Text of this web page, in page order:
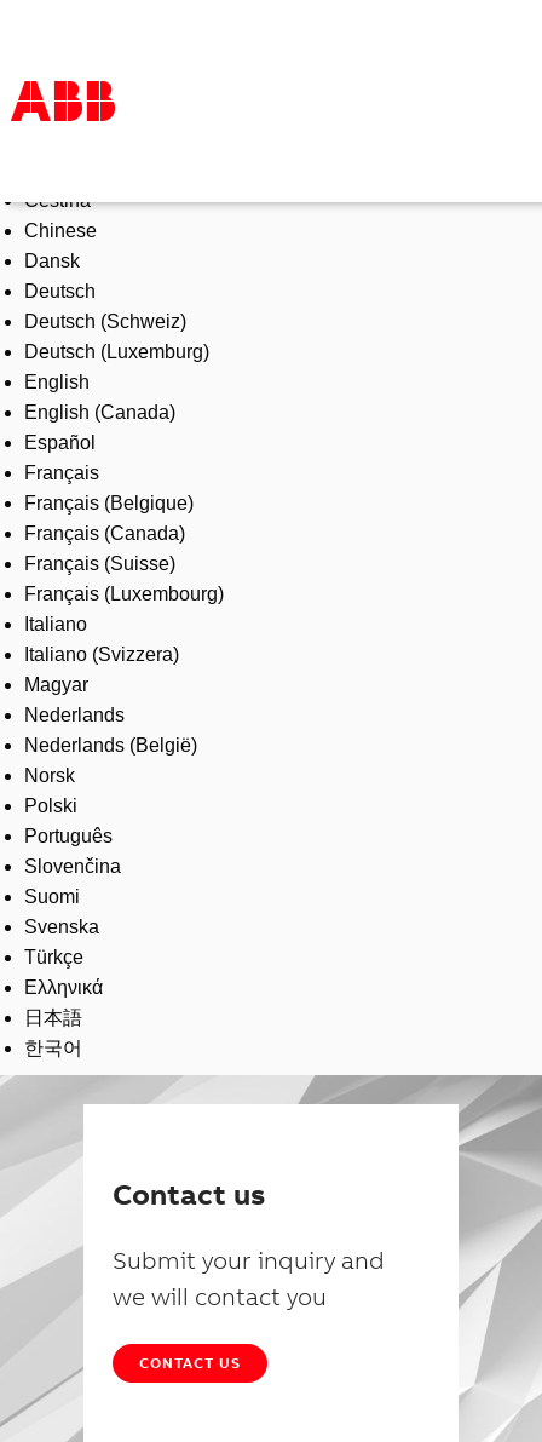
Products & Solutions
Industries
Services
About us
Where to buy
Contact us
Careers
Čeština
Chinese
Dansk
Deutsch
Deutsch (Schweiz)
Deutsch (Luxemburg)
English
English (Canada)
Español
Français
Français (Belgique)
Français (Canada)
Français (Suisse)
Français (Luxembourg)
Italiano
Italiano (Svizzera)
Magyar
Nederlands
Nederlands (België)
Norsk
Polski
Português
Slovenčina
Suomi
Svenska
Türkçe
Ελληνικά
日本語
한국어
Contact us
Submit your inquiry and
we will contact you
CONTACT US